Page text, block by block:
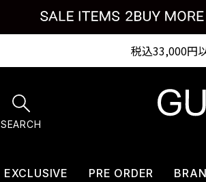
税込33,000円
SEARCH
EXCLUSIVE PRE ORDER